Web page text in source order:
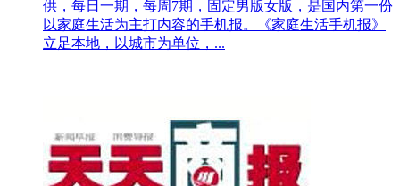
供，每日一期，每周7期，固定男版女版，是国内第一份
以家庭生活为主打内容的手机报。《家庭生活手机报》
立足本地，以城市为单位，...